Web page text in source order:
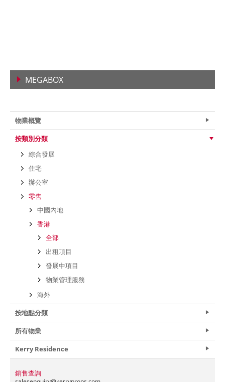
MEGABOX
物業概覽
按類別分類
綜合發展
住宅
辦公室
零售
中國內地
香港
全部
出租項目
發展中項目
物業管理服務
海外
按地點分類
所有物業
Kerry Residence
銷售查詢